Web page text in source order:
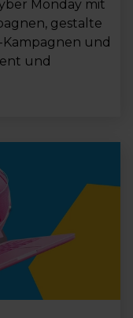
Monday mit
gestalte
Kampagnen und
und